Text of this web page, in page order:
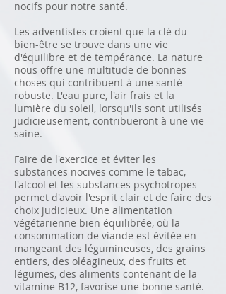
nocifs pour notre santé.
Les adventistes croient que la clé du
bien-être se trouve dans une vie
d'équilibre et de tempérance. La nature
nous offre une multitude de bonnes
choses qui contribuent à une santé
robuste. L'eau pure, l'air frais et la
lumière du soleil, lorsqu'ils sont utilisés
judicieusement, contribueront à une vie
saine.
Faire de l'exercice et éviter les
substances nocives comme le tabac,
l'alcool et les substances psychotropes
permet d'avoir l'esprit clair et de faire des
choix judicieux. Une alimentation
végétarienne bien équilibrée, où la
consommation de viande est évitée en
mangeant des légumineuses, des grains
entiers, des oléagineux, des fruits et
légumes, des aliments contenant de la
vitamine B12, favorise une bonne santé.